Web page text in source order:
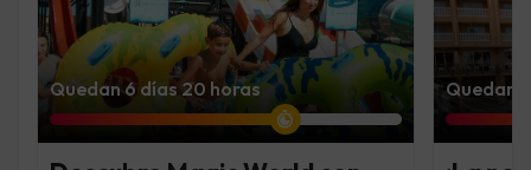
Quedan 6 días 20 horas Quedan